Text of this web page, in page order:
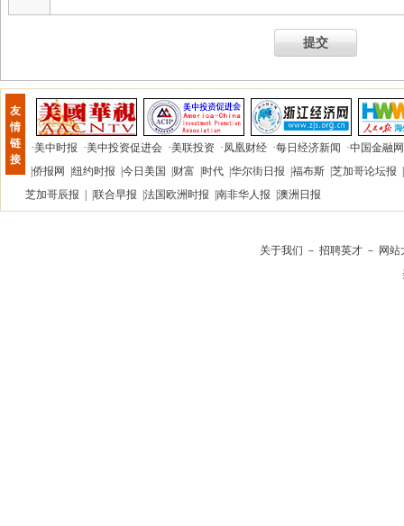
提交
友
情
链
接
·美中时报 ·美中投资促进会 ·美联投资 ·凤凰财经 ·每日经济新闻 ·中国金融网
侨报网 纽约时报 今日美国 财富 时代 华尔街日报 福布斯 芝加哥论坛报
芝加哥辰报
联合早报 法国欧洲时报 南非华人报 澳洲日报
关于我们 － 招聘英才 － 网站